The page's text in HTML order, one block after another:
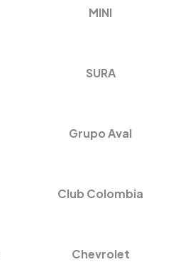
MINI
SURA
Grupo Aval
Club Colombia
Chevrolet